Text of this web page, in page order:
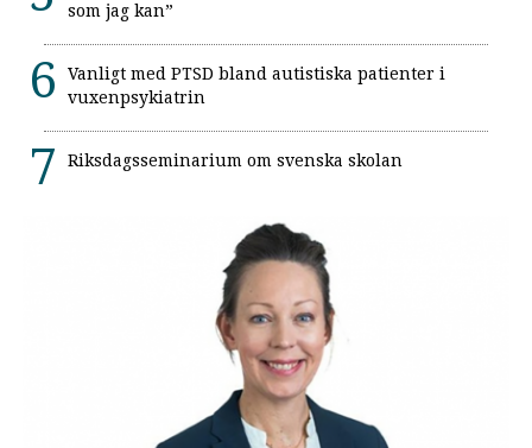
som jag kan”
Vanligt med PTSD bland autistiska patienter i
vuxenpsykiatrin
Riksdagsseminarium om svenska skolan